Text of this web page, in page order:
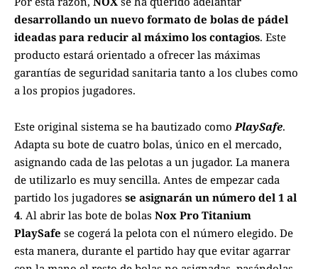
desarrollando un nuevo formato de bolas de pádel
ideadas para reducir al máximo los contagios. Este
producto estará orientado a ofrecer las máximas
garantías de seguridad sanitaria tanto a los clubes como
a los propios jugadores.
Este original sistema se ha bautizado como PlaySafe.
Adapta su bote de cuatro bolas, único en el mercado,
asignando cada de las pelotas a un jugador. La manera
de utilizarlo es muy sencilla. Antes de empezar cada
partido los jugadores se asignarán un número del 1 al
4. Al abrir las bote de bolas Nox Pro Titanium
PlaySafe se cogerá la pelota con el número elegido. De
esta manera, durante el partido hay que evitar agarrar